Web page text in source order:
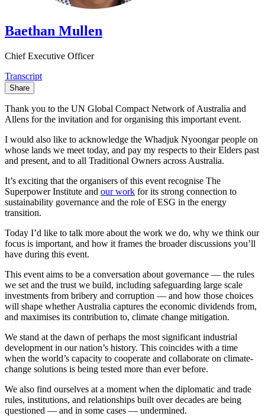
Baethan Mullen​​​​‌ ‍ ​‍​‍‌‍ ‌ ​‍‌‍‍‌‌‍‌ ‌‍‍‌‌‍ ‍​‍​‍​ ‍‍​‍​‍‌ ​ ‌‍​‌‌‍ ‍‌‍‍‌‌ ‌​‌ ‍‌​‍ ‍‌‍‍‌‌‍ ​‍​‍​‍ ​​‍​‍‌‍‍​‌ ​‍‌‍‌‌‌‍‌‍​‍​‍​ ‍‍​‍​‍‌‍‍​‌ ‌​‌ ‌​‌ ​​​ ‍‍​‍ ​‍ ‌‍ ​‌‍ ‌‍​ ‌‍​‌‌‍ ​‌‍‍​‌‍ ‌ ​ ‌ ‌​​ ‍‍​ ​ ​ ​ ​ ​ ​ ​ ​‍ ‌‍‍‌‌‍ ‍‌ ‌​‌‍‌‌‌‍ ‍‌ ‌​​‍ ‌‍‌‌‌‍‌​‌‍‍‌‌ ‌​​‍ ‌‍ ‌‌‍ ‌‍‌​‌‍‌‌​ ‌‌ ​​‌ ​‍‌‍‌‌‌ ​ ‌‍‌‌‌‍ ‍‌ ‌​‌‍​‌‌ ‌​‌‍‍‌‌‍ ‌‍ ‍​ ‍ ‌‍‍‌‌‍‌​​ ‌​ ​‍‌‍​‍​ ‌​​ ​‌​ ​‍‌‍​‍‌‍​‌‌‍​‌​‍ ‌​ ‍​​ ​​​ ‍‌​ ​‍​‍ ‌​ ‌​‌‍​‍​ ‍​​ ‌ ​‍ ‌‌‍​‍‌‍‌​‌‍‌‌​ ‌‌​‍ ‌​ ​ ‌‍‌​‌‍​‌​ ‌​​ ‌‌​ ​‍​ ‍​​ ‍‌​ ‍‌​ ​ ​ ​ ​ ‍‌​ ‍ ‌ ‌​‌ ‍‌‌ ​​‌‍‌‌​ ‌‌‍​‌‌ ‌‌‌ ‌​‌‍‍​‌‍ ‌ ​‍​ ‍ ‌ ​​‌‍​‌‌ ‌​‌‍‍​​ ‌‌‍ ‍‌‍​‌‌‍ ‌‌‍‌‌​ ‌‍​‍‌‍​‌‌ ​ ‌‍‌‌‌‌‌‌‌ ​‍‌‍ ​​ ‌‌‍‍​‌ ‌​‌ ‌​‌ ​​​‍‌‌​ ​ ‌​​‌​‍‌‌​ ​‍‌​‌‍​‍‌‌​ ​‍‌​‌‍‌‍ ​‌‍ ‌‍​ ‌‍​‌‌‍ ​‌‍‍​‌‍ ‌ ​ ‌ ‌​​‍‌‌​ ​ ‌​​‌​ ​ ​ ​ ​ ​ ​ ​ ​‍‌‍‌‍‍‌‌‍‌​​ ‌​ ​‍‌‍​‍​ ‌​​ ​‌​ ​‍‌‍​‍‌‍​‌‌‍​‌​‍ ‌​ ‍​​ ​​​ ‍‌​ ​‍​‍ ‌​ ‌​‌‍​‍​ ‍​​ ‌ ​‍ ‌‌‍​‍‌‍‌​‌‍‌‌​ ‌‌​‍ ‌​ ​ ‌‍‌​‌‍​‌​ ‌​​ ‌‌​ ​‍​ ‍​​ ‍‌​ ‍‌​ ​ ​ ​ ​ ‍‌​‍‌‍‌ ‌​‌ ‍‌‌ ​​‌‍‌‌​ ‌‌‍​‌‌ ‌‌‌ ‌​‌‍‍​‌‍ ‌ ​‍​‍‌‍‌ ​​‌‍​‌‌ ‌​‌‍‍​​ ‌‌‍ ‍‌‍​‌‌‍ ‌‌‍‌‌​‍‌‍‌ ​​‌‍‌‌‌ ​‍‌ ​ ‌ ​​‌‍‌‌‌‍​ ‌ ‌​‌‍‍‌‌ ‌‍‌‍‌‌​ ‌‌ ​​‌ ‌‌‌‍​‍‌‍ ​‌‍‍‌‌ ​ ‌‍‍​‌‍‌‌‌‍‌​​‍​‍‌ ‌
Chief Executive Officer​​​​‌ ‍ ​‍​‍‌‍ ‌ ​‍‌‍‍‌‌‍‌ ‌‍‍‌‌‍ ‍​‍​‍​ ‍‍​‍​‍‌ ​ ‌‍​‌‌‍ ‍‌‍‍‌‌ ‌​‌ ‍‌​‍ ‍‌‍‍‌‌‍ ​‍​‍​‍ ​​‍​‍‌‍‍​‌ ​‍‌‍‌‌‌‍‌‍​‍​‍​ ‍‍​‍​‍‌‍‍​‌ ‌​‌ ‌​‌ ​​​ ‍‍​‍ ​‍ ‌‍ ​‌‍ ‌‍​ ‌‍​‌‌‍ ​‌‍‍​‌‍ ‌ ​ ‌ ‌​​ ‍‍​ ​ ​ ​ ​ ​ ​ ​ ​‍ ‌‍‍‌‌‍ ‍‌ ‌​‌‍‌‌‌‍ ‍‌ ‌​​‍ ‌‍‌‌‌‍‌​‌‍‍‌‌ ‌​​‍ ‌‍ ‌‌‍ ‌‍‌​‌‍‌‌​ ‌‌ ​​‌ ​‍‌‍‌‌‌ ​ ‌‍‌‌‌‍ ‍‌ ‌​‌‍​‌‌ ‌​‌‍‍‌‌‍ ‌‍ ‍​ ‍ ‌‍‍‌‌‍‌​​ ‌​ ​‍‌‍​‍​ ‌​​ ​‌​ ​‍‌‍​‍‌‍​‌‌‍​‌​‍ ‌​ ‍​​ ​​​ ‍‌​ ​‍​‍ ‌​ ‌​‌‍​‍​ ‍​​ ‌ ​‍ ‌‌‍​‍‌‍‌​‌‍‌‌​ ‌‌​‍ ‌​ ​ ‌‍‌​‌‍​‌​ ‌​​ ‌‌​ ​‍​ ‍​​ ‍‌​ ‍‌​ ​ ​ ​ ​ ‍‌​ ‍ ‌ ‌​‌ ‍‌‌ ​​‌‍‌‌​ ‌‌‍​‌‌ ‌‌‌ ‌​‌‍‍​‌‍ ‌ ​‍​ ‍ ‌ ​​‌‍​‌‌ ‌​‌‍‍​​ ‌‌ ‌​‌‍‍‌‌ ‌​‌‍ ​‌‍‌‌​ ‌‍​‍‌‍​‌‌ ​ ‌‍‌‌‌‌‌‌‌ ​‍‌‍ ​​ ‌‌‍‍​‌ ‌​‌ ‌​‌ ​​​‍‌‌​ ​ ‌​​‌​‍‌‌​ ​‍‌​‌‍​‍‌‌​ ​‍‌​‌‍‌‍ ​‌‍ ‌‍​ ‌‍​‌‌‍ ​‌‍‍​‌‍ ‌ ​ ‌ ‌​​‍‌‌​ ​ ‌​​‌​ ​ ​ ​ ​ ​ ​ ​ ​‍‌‍‌‍‍‌‌‍‌​​ ‌​ ​‍‌‍​‍​ ‌​​ ​‌​ ​‍‌‍​‍‌‍​‌‌‍​‌​‍ ‌​ ‍​​ ​​​ ‍‌​ ​‍​‍ ‌​ ‌​‌‍​‍​ ‍​​ ‌ ​‍ ‌‌‍​‍‌‍‌​‌‍‌‌​ ‌‌​‍ ‌​ ​ ‌‍‌​‌‍​‌​ ‌​​ ‌‌​ ​‍​ ‍​​ ‍‌​ ‍‌​ ​ ​ ​ ​ ‍‌​‍‌‍‌ ‌​‌ ‍‌‌ ​​‌‍‌‌​ ‌‌‍​‌‌ ‌‌‌ ‌​‌‍‍​‌‍ ‌ ​‍​‍‌‍‌ ​​‌‍​‌‌ ‌​‌‍‍​​ ‌‌ ‌​‌‍‍‌‌ ‌​‌‍ ​‌‍‌‌​‍‌‍‌ ​​‌‍‌‌‌ ​‍‌ ​ ‌ ​​‌‍‌‌‌‍​ ‌ ‌​‌‍‍‌‌ ‌‍‌‍‌‌​ ‌‌ ​​‌ ‌‌‌‍​‍‌‍ ​‌‍‍‌‌ ​ ‌‍‍​‌‍‌‌‌‍‌​​‍​‍‌ ‌
Transcript​​​​‌ ‍ ​‍​‍‌‍ ‌ ​‍‌‍‍‌‌‍‌ ‌‍‍‌‌‍ ‍​‍​‍​ ‍‍​‍​‍‌ ​ ‌‍​‌‌‍ ‍‌‍‍‌‌ ‌​‌ ‍‌​‍ ‍‌‍‍‌‌‍ ​‍​‍​‍ ​​‍​‍‌‍‍​‌ ​‍‌‍‌‌‌‍‌‍​‍​‍​ ‍‍​‍​‍‌‍‍​‌ ‌​‌ ‌​‌ ​​​ ‍‍​‍ ​‍ ‌‍ ​‌‍ ‌‍​ ‌‍​‌‌‍ ​‌‍‍​‌‍ ‌ ​ ‌ ‌​​ ‍‍​ ​ ​ ​ ​ ​ ​ ​ ​‍ ‌‍‍‌‌‍ ‍‌ ‌​‌‍‌‌‌‍ ‍‌ ‌​​‍ ‌‍‌‌‌‍‌​‌‍‍‌‌ ‌​​‍ ‌‍ ‌‌‍ ‌‍‌​‌‍‌‌​ ‌‌ ​​‌ ​‍‌‍‌‌‌ ​ ‌‍‌‌‌‍ ‍‌ ‌​‌‍​‌‌ ‌​‌‍‍‌‌‍ ‌‍ ‍​ ‍ ‌‍‍‌‌‍‌​​ ‌‌‍‌‌​ ‌‌‌‍‌‍‌‍‌​‌‍​‍‌‍​‌​ ‌‌​ ‍‌​‍ ‌​ ​‍‌‍​‍​ ​​​ ​​​‍ ‌​ ‌​‌‍‌‍​ ‌‍‌‍‌​​‍ ‌‌‍​‌‌‍​‍‌‍​ ​ ​‍​‍ ‌​ ​‍‌‍‌​​ ​‌‌‍​‌​ ​‍​ ​‌​ ​​​ ‌ ​ ‌‍‌‍‌‍‌‍​‌​ ​‍​ ‍ ‌ ‌​‌ ‍‌‌ ​​‌‍‌‌​ ‌‌‍ ‍‌‍‌‌‌ ‌ ‌ ​ ​ ‍ ‌ ​​‌‍​‌‌ ‌​‌‍‍​​ ‌‌‍‌​‌‍ ‌ ‌ ‌‍ ‍‌‍ ​‌‍ ‌‍​‌‌‍‌​‌ ​ ‌​​‌‌‍ ‍‌‍‌​‌​ ​‌‍‍‌‌‍ ‍‌‍‍ ‌ ​ ​‍‌‌​ ‌‌‌​​‍‌‌ ‌‍‍ ‌‍‌‌‌ ‍‌​‍‌‌​ ​ ‌​‌​​‍‌‌​ ​ ‌​‌​​‍‌‌​ ​‍​ ​‍​ ​‌​ ‌‍​ ‍​‌‍‌‍​ ​ ‌‍​‍​ ​‍​ ‍​‌‍​‍‌‍​‌​ ​ ‌‍‌‌​‍‌‌​ ​‍​ ​‍​‍‌‌​ ‌‌‌​‌​​‍ ‍‌ ‌​‌‍‍‌‌ ‌​‌‍ ​‌‍‌‌​ ‌‍​‍‌‍​‌‌ ​ ‌‍‌‌‌‌‌‌‌ ​‍‌‍ ​​ ‌‌‍‍​‌ ‌​‌ ‌​‌ ​​​‍‌‌​ ​ ‌​​‌​‍‌‌​ ​‍‌​‌‍​‍‌‌​ ​‍‌​‌‍‌‍ ​‌‍ ‌‍​ ‌‍​‌‌‍ ​‌‍‍​‌‍ ‌ ​ ‌ ‌​​‍‌‌​ ​ ‌​​‌​ ​ ​ ​ ​ ​ ​ ​ ​‍‌‍‌‍‍‌‌‍‌​​ ‌‌‍‌‌​ ‌‌‌‍‌‍‌‍‌​‌‍​‍‌‍​‌​ ‌‌​ ‍‌​‍ ‌​ ​‍‌‍​‍​ ​​​ ​​​‍ ‌​ ‌​‌‍‌‍​ ‌‍‌‍‌​​‍ ‌‌‍​‌‌‍​‍‌‍​ ​ ​‍​‍ ‌​ ​‍‌‍‌​​ ​‌‌‍​‌​ ​‍​ ​‌​ ​​​ ‌ ​ ‌‍‌‍‌‍‌‍​‌​ ​‍​‍‌‍‌ ‌​‌ ‍‌‌ ​​‌‍‌‌​ ‌‌‍ ‍‌‍‌‌‌ ‌ ‌ ​ ​‍‌‍‌ ​​‌‍​‌‌ ‌​‌‍‍​​ ‌‌‍‌​‌‍ ‌ ‌ ‌‍ ‍‌‍ ​‌‍ ‌‍​‌‌‍‌​‌ ​ ‌​​‌‌‍ ‍‌‍‌​‌​ ​‌‍‍‌‌‍ ‍‌‍‍ ‌ ​ ​‍‌‌​ ‌‌‌​​‍‌‌ ‌‍‍ ‌‍‌‌‌ ‍‌​‍‌‌​ ​ ‌​‌​​‍‌‌​ ​ ‌​‌​​‍‌‌​ ​‍​ ​‍​ ​‌​ ‌‍​ ‍​‌‍‌‍​ ​ ‌‍​‍​ ​‍​ ‍​‌‍​‍‌‍​‌​ ​ ‌‍‌‌​‍‌‌​ ​‍​ ​‍​‍‌‌​ ‌‌‌​‌​​‍ ‍‌ ‌​‌‍‍‌‌ ‌​‌‍ ​‌‍‌‌​‍‌‍‌ ​​‌‍‌‌‌ ​‍‌ ​ ‌ ​​‌‍‌‌‌‍​ ‌ ‌​‌‍‍‌‌ ‌‍‌‍‌‌​ ‌‌ ​​‌ ‌‌‌‍​‍‌‍ ​‌‍‍‌‌ ​ ‌‍‍​‌‍‌‌‌‍‌​​‍​‍‌ ‌
Share
Thank you to the UN Global Compact Network of Australia and
Allens for the invitation and for organising this important event.​​​​‌ ‍ ​‍​‍‌‍ ‌ ​‍‌‍‍‌‌‍‌ ‌‍‍‌‌‍ ‍​‍​‍​ ‍‍​‍​‍‌ ​ ‌‍​‌‌‍ ‍‌‍‍‌‌ ‌​‌ ‍‌​‍ ‍‌‍‍‌‌‍ ​‍​‍​‍ ​​‍​‍‌‍‍​‌ ​‍‌‍‌‌‌‍‌‍​‍​‍​ ‍‍​‍​‍‌‍‍​‌ ‌​‌ ‌​‌ ​​​ ‍‍​‍ ​‍ ‌‍ ​‌‍ ‌‍​ ‌‍​‌‌‍ ​‌‍‍​‌‍ ‌ ​ ‌ ‌​​ ‍‍​ ​ ​ ​ ​ ​ ​ ​ ​‍ ‌‍‍‌‌‍ ‍‌ ‌​‌‍‌‌‌‍ ‍‌ ‌​​‍ ‌‍‌‌‌‍‌​‌‍‍‌‌ ‌​​‍ ‌‍ ‌‌‍ ‌‍‌​‌‍‌‌​ ‌‌ ​​‌ ​‍‌‍‌‌‌ ​ ‌‍‌‌‌‍ ‍‌ ‌​‌‍​‌‌ ‌​‌‍‍‌‌‍ ‌‍ ‍​ ‍ ‌‍‍‌‌‍‌​​ ‌‌‍‌‌​ ‌‌‌‍‌‍‌‍‌​‌‍​‍‌‍​‌​ ‌‌​ ‍‌​‍ ‌​ ​‍‌‍​‍​ ​​​ ​​​‍ ‌​ ‌​‌‍‌‍​ ‌‍‌‍‌​​‍ ‌‌‍​‌‌‍​‍‌‍​ ​ ​‍​‍ ‌​ ​‍‌‍‌​​ ​‌‌‍​‌​ ​‍​ ​‌​ ​​​ ‌ ​ ‌‍‌‍‌‍‌‍​‌​ ​‍​ ‍ ‌ ‌​‌ ‍‌‌ ​​‌‍‌‌​ ‌‌‍ ‍‌‍‌‌‌ ‌ ‌ ​ ​ ‍ ‌ ​​‌‍​‌‌ ‌​‌‍‍​​ ‌‌‍​ ‌‍ ‌‍ ‍‌ ‌​‌‍‌‌‌‍ ‍‌ ‌​​‍‌‌​ ‌‌‌​​‍‌‌ ‌‍‍ ‌‍‌‌‌ ‍‌​‍‌‌​ ​ ‌​‌​​‍‌‌​ ​ ‌​‌​​‍‌‌​ ​‍​ ​‍​ ‍‌‌‍‌‍‌‍​ ​ ‌​‌‍​‍​ ​‍​ ‍​‌‍​‍​ ​‍​ ‌‍‌‍​‍​ ‍‌​‍‌‌​ ​‍​ ​‍​‍‌‌​ ‌‌‌​‌​​‍ ‍‌‍​ ‌‍‍​‌‍‍‌‌‍ ​‌‍‌​‌ ​‍‌‍‌‌‌‍ ‍​‍‌‌​ ‌‌‌​​‍‌‌ ‌‍‍ ‌‍‌‌‌ ‍‌​‍‌‌​ ​ ‌​‌​​‍‌‌​ ​ ‌​‌​​‍‌‌​ ​‍​ ​‍​ ​ ‌‍​ ​ ‍‌​ ‍​‌‍‌‍​ ‍‌‌‍​‍​ ‍​‌‍‌​‌‍‌‌‌‍‌​​ ‌‌​‍‌‌​ ​‍​ ​‍​‍‌‌​ ‌‌‌​‌​​‍ ‍‌ ‌​‌‍‌‌‌ ‍​‌ ‌​​ ‌‍​‍‌‍​‌‌ ​ ‌‍‌‌‌‌‌‌‌ ​‍‌‍ ​​ ‌‌‍‍​‌ ‌​‌ ‌​‌ ​​​‍‌‌​ ​ ‌​​‌​‍‌‌​ ​‍‌​‌‍​‍‌‌​ ​‍‌​‌‍‌‍ ​‌‍ ‌‍​ ‌‍​‌‌‍ ​‌‍‍​‌‍ ‌ ​ ‌ ‌​​‍‌‌​ ​ ‌​​‌​ ​ ​ ​ ​ ​ ​ ​ ​‍‌‍‌‍‍‌‌‍‌​​ ‌‌‍‌‌​ ‌‌‌‍‌‍‌‍‌​‌‍​‍‌‍​‌​ ‌‌​ ‍‌​‍ ‌​ ​‍‌‍​‍​ ​​​ ​​​‍ ‌​ ‌​‌‍‌‍​ ‌‍‌‍‌​​‍ ‌‌‍​‌‌‍​‍‌‍​ ​ ​‍​‍ ‌​ ​‍‌‍‌​​ ​‌‌‍​‌​ ​‍​ ​‌​ ​​​ ‌ ​ ‌‍‌‍‌‍‌‍​‌​ ​‍​‍‌‍‌ ‌​‌ ‍‌‌ ​​‌‍‌‌​ ‌‌‍ ‍‌‍‌‌‌ ‌ ‌ ​ ​‍‌‍‌ ​​‌‍​‌‌ ‌​‌‍‍​​ ‌‌‍​ ‌‍ ‌‍ ‍‌ ‌​‌‍‌‌‌‍ ‍‌ ‌​​‍‌‌​ ‌‌‌​​‍‌‌ ‌‍‍ ‌‍‌‌‌ ‍‌​‍‌‌​ ​ ‌​‌​​‍‌‌​ ​ ‌​‌​​‍‌‌​ ​‍​ ​‍​ ‍‌‌‍‌‍‌‍​ ​ ‌​‌‍​‍​ ​‍​ ‍​‌‍​‍​ ​‍​ ‌‍‌‍​‍​ ‍‌​‍‌‌​ ​‍​ ​‍​‍‌‌​ ‌‌‌​‌​​‍ ‍‌‍​ ‌‍‍​‌‍‍‌‌‍ ​‌‍‌​‌ ​‍‌‍‌‌‌‍ ‍​‍‌‌​ ‌‌‌​​‍‌‌ ‌‍‍ ‌‍‌‌‌ ‍‌​‍‌‌​ ​ ‌​‌​​‍‌‌​ ​ ‌​‌​​‍‌‌​ ​‍​ ​‍​ ​ ‌‍​ ​ ‍‌​ ‍​‌‍‌‍​ ‍‌‌‍​‍​ ‍​‌‍‌​‌‍‌‌‌‍‌​​ ‌‌​‍‌‌​ ​‍​ ​‍​‍‌‌​ ‌‌‌​‌​​‍ ‍‌ ‌​‌‍‌‌‌ ‍​‌ ‌​​‍‌‍‌ ​​‌‍‌‌‌ ​‍‌ ​ ‌ ​​‌‍‌‌‌‍​ ‌ ‌​‌‍‍‌‌ ‌‍‌‍‌‌​ ‌‌ ​​‌ ‌‌‌‍​‍‌‍ ​‌‍‍‌‌ ​ ‌‍‍​‌‍‌‌‌‍‌​​‍​‍‌ ‌
I would also like to acknowledge the Whadjuk Nyoongar people on
whose lands we meet today, and pay my respects to their Elders past
and present, and to all Traditional Owners across Australia.​​​​‌ ‍ ​‍​‍‌‍ ‌ ​‍‌‍‍‌‌‍‌ ‌‍‍‌‌‍ ‍​‍​‍​ ‍‍​‍​‍‌ ​ ‌‍​‌‌‍ ‍‌‍‍‌‌ ‌​‌ ‍‌​‍ ‍‌‍‍‌‌‍ ​‍​‍​‍ ​​‍​‍‌‍‍​‌ ​‍‌‍‌‌‌‍‌‍​‍​‍​ ‍‍​‍​‍‌‍‍​‌ ‌​‌ ‌​‌ ​​​ ‍‍​‍ ​‍ ‌‍ ​‌‍ ‌‍​ ‌‍​‌‌‍ ​‌‍‍​‌‍ ‌ ​ ‌ ‌​​ ‍‍​ ​ ​ ​ ​ ​ ​ ​ ​‍ ‌‍‍‌‌‍ ‍‌ ‌​‌‍‌‌‌‍ ‍‌ ‌​​‍ ‌‍‌‌‌‍‌​‌‍‍‌‌ ‌​​‍ ‌‍ ‌‌‍ ‌‍‌​‌‍‌‌​ ‌‌ ​​‌ ​‍‌‍‌‌‌ ​ ‌‍‌‌‌‍ ‍‌ ‌​‌‍​‌‌ ‌​‌‍‍‌‌‍ ‌‍ ‍​ ‍ ‌‍‍‌‌‍‌​​ ‌‌‍‌‌​ ‌‌‌‍‌‍‌‍‌​‌‍​‍‌‍​‌​ ‌‌​ ‍‌​‍ ‌​ ​‍‌‍​‍​ ​​​ ​​​‍ ‌​ ‌​‌‍‌‍​ ‌‍‌‍‌​​‍ ‌‌‍​‌‌‍​‍‌‍​ ​ ​‍​‍ ‌​ ​‍‌‍‌​​ ​‌‌‍​‌​ ​‍​ ​‌​ ​​​ ‌ ​ ‌‍‌‍‌‍‌‍​‌​ ​‍​ ‍ ‌ ‌​‌ ‍‌‌ ​​‌‍‌‌​ ‌‌‍ ‍‌‍‌‌‌ ‌ ‌ ​ ​ ‍ ‌ ​​‌‍​‌‌ ‌​‌‍‍​​ ‌‌‍​ ‌‍ ‌‍ ‍‌ ‌​‌‍‌‌‌‍ ‍‌ ‌​​‍‌‌​ ‌‌‌​​‍‌‌ ‌‍‍ ‌‍‌‌‌ ‍‌​‍‌‌​ ​ ‌​‌​​‍‌‌​ ​ ‌​‌​​‍‌‌​ ​‍​ ​‍​ ‍​‌‍​‌​ ​‌​ ‌​​ ‌‍​ ‌ ​ ​ ​ ​​​ ‍​‌‍‌‌​ ‌ ‌‍​‍​‍‌‌​ ​‍​ ​‍​‍‌‌​ ‌‌‌​‌​​‍ ‍‌‍​ ‌‍‍​‌‍‍‌‌‍ ​‌‍‌​‌ ​‍‌‍‌‌‌‍ ‍​‍‌‌​ ‌‌‌​​‍‌‌ ‌‍‍ ‌‍‌‌‌ ‍‌​‍‌‌​ ​ ‌​‌​​‍‌‌​ ​ ‌​‌​​‍‌‌​ ​‍​ ​‍​ ‌‍‌‍​ ‌‍‌‌‌‍‌​​ ​ ‌‍​‍​ ​ ​ ‌​​ ‌​​ ​‍​ ​‍‌‍‌‍​‍‌‌​ ​‍​ ​‍​‍‌‌​ ‌‌‌​‌​​‍ ‍‌ ‌​‌‍‌‌‌ ‍​‌ ‌​​ ‌‍​‍‌‍​‌‌ ​ ‌‍‌‌‌‌‌‌‌ ​‍‌‍ ​​ ‌‌‍‍​‌ ‌​‌ ‌​‌ ​​​‍‌‌​ ​ ‌​​‌​‍‌‌​ ​‍‌​‌‍​‍‌‌​ ​‍‌​‌‍‌‍ ​‌‍ ‌‍​ ‌‍​‌‌‍ ​‌‍‍​‌‍ ‌ ​ ‌ ‌​​‍‌‌​ ​ ‌​​‌​ ​ ​ ​ ​ ​ ​ ​ ​‍‌‍‌‍‍‌‌‍‌​​ ‌‌‍‌‌​ ‌‌‌‍‌‍‌‍‌​‌‍​‍‌‍​‌​ ‌‌​ ‍‌​‍ ‌​ ​‍‌‍​‍​ ​​​ ​​​‍ ‌​ ‌​‌‍‌‍​ ‌‍‌‍‌​​‍ ‌‌‍​‌‌‍​‍‌‍​ ​ ​‍​‍ ‌​ ​‍‌‍‌​​ ​‌‌‍​‌​ ​‍​ ​‌​ ​​​ ‌ ​ ‌‍‌‍‌‍‌‍​‌​ ​‍​‍‌‍‌ ‌​‌ ‍‌‌ ​​‌‍‌‌​ ‌‌‍ ‍‌‍‌‌‌ ‌ ‌ ​ ​‍‌‍‌ ​​‌‍​‌‌ ‌​‌‍‍​​ ‌‌‍​ ‌‍ ‌‍ ‍‌ ‌​‌‍‌‌‌‍ ‍‌ ‌​​‍‌‌​ ‌‌‌​​‍‌‌ ‌‍‍ ‌‍‌‌‌ ‍‌​‍‌‌​ ​ ‌​‌​​‍‌‌​ ​ ‌​‌​​‍‌‌​ ​‍​ ​‍​ ‍​‌‍​‌​ ​‌​ ‌​​ ‌‍​ ‌ ​ ​ ​ ​​​ ‍​‌‍‌‌​ ‌ ‌‍​‍​‍‌‌​ ​‍​ ​‍​‍‌‌​ ‌‌‌​‌​​‍ ‍‌‍​ ‌‍‍​‌‍‍‌‌‍ ​‌‍‌​‌ ​‍‌‍‌‌‌‍ ‍​‍‌‌​ ‌‌‌​​‍‌‌ ‌‍‍ ‌‍‌‌‌ ‍‌​‍‌‌​ ​ ‌​‌​​‍‌‌​ ​ ‌​‌​​‍‌‌​ ​‍​ ​‍​ ‌‍‌‍​ ‌‍‌‌‌‍‌​​ ​ ‌‍​‍​ ​ ​ ‌​​ ‌​​ ​‍​ ​‍‌‍‌‍​‍‌‌​ ​‍​ ​‍​‍‌‌​ ‌‌‌​‌​​‍ ‍‌ ‌​‌‍‌‌‌ ‍​‌ ‌​​‍‌‍‌ ​​‌‍‌‌‌ ​‍‌ ​ ‌ ​​‌‍‌‌‌‍​ ‌ ‌​‌‍‍‌‌ ‌‍‌‍‌‌​ ‌‌ ​​‌ ‌‌‌‍​‍‌‍ ​‌‍‍‌‌ ​ ‌‍‍​‌‍‌‌‌‍‌​​‍​‍‌ ‌
It’s exciting that the organisers of this event recognise The
Superpower Institute and ​​​​‌ ‍ ​‍​‍‌‍ ‌ ​‍‌‍‍‌‌‍‌ ‌‍‍‌‌‍ ‍​‍​‍​ ‍‍​‍​‍‌ ​ ‌‍​‌‌‍ ‍‌‍‍‌‌ ‌​‌ ‍‌​‍ ‍‌‍‍‌‌‍ ​‍​‍​‍ ​​‍​‍‌‍‍​‌ ​‍‌‍‌‌‌‍‌‍​‍​‍​ ‍‍​‍​‍‌‍‍​‌ ‌​‌ ‌​‌ ​​​ ‍‍​‍ ​‍ ‌‍ ​‌‍ ‌‍​ ‌‍​‌‌‍ ​‌‍‍​‌‍ ‌ ​ ‌ ‌​​ ‍‍​ ​ ​ ​ ​ ​ ​ ​ ​‍ ‌‍‍‌‌‍ ‍‌ ‌​‌‍‌‌‌‍ ‍‌ ‌​​‍ ‌‍‌‌‌‍‌​‌‍‍‌‌ ‌​​‍ ‌‍ ‌‌‍ ‌‍‌​‌‍‌‌​ ‌‌ ​​‌ ​‍‌‍‌‌‌ ​ ‌‍‌‌‌‍ ‍‌ ‌​‌‍​‌‌ ‌​‌‍‍‌‌‍ ‌‍ ‍​ ‍ ‌‍‍‌‌‍‌​​ ‌‌‍‌‌​ ‌‌‌‍‌‍‌‍‌​‌‍​‍‌‍​‌​ ‌‌​ ‍‌​‍ ‌​ ​‍‌‍​‍​ ​​​ ​​​‍ ‌​ ‌​‌‍‌‍​ ‌‍‌‍‌​​‍ ‌‌‍​‌‌‍​‍‌‍​ ​ ​‍​‍ ‌​ ​‍‌‍‌​​ ​‌‌‍​‌​ ​‍​ ​‌​ ​​​ ‌ ​ ‌‍‌‍‌‍‌‍​‌​ ​‍​ ‍ ‌ ‌​‌ ‍‌‌ ​​‌‍‌‌​ ‌‌‍ ‍‌‍‌‌‌ ‌ ‌ ​ ​ ‍ ‌ ​​‌‍​‌‌ ‌​‌‍‍​​ ‌‌‍​ ‌‍ ‌‍ ‍‌ ‌​‌‍‌‌‌‍ ‍‌ ‌​​‍‌‌​ ‌‌‌​​‍‌‌ ‌‍‍ ‌‍‌‌‌ ‍‌​‍‌‌​ ​ ‌​‌​​‍‌‌​ ​ ‌​‌​​‍‌‌​ ​‍​ ​‍​ ​ ​ ‌‍‌‍​ ‌‍​‍​ ‌‌​ ‌ ‌‍​‍​ ​‌‌‍​‍‌‍‌​​ ​​​ ​ ​‍‌‌​ ​‍​ ​‍​‍‌‌​ ‌‌‌​‌​​‍ ‍‌‍​ ‌‍‍​‌‍‍‌‌‍ ​‌‍‌​‌ ​‍‌‍‌‌‌‍ ‍​‍‌‌​ ‌‌‌​​‍‌‌ ‌‍‍ ‌‍‌‌‌ ‍‌​‍‌‌​ ​ ‌​‌​​‍‌‌​ ​ ‌​‌​​‍‌‌​ ​‍​ ​‍‌‍​ ​ ‌ ​ ​‍​ ‌​‌‍​‌​ ​‌​ ‌ ​ ‌‌​ ​‌​ ‌​‌‍​‌​ ‌ ​‍‌‌​ ​‍​ ​‍​‍‌‌​ ‌‌‌​‌​​‍ ‍‌ ‌​‌‍‌‌‌ ‍​‌ ‌​​ ‌‍​‍‌‍​‌‌ ​ ‌‍‌‌‌‌‌‌‌ ​‍‌‍ ​​ ‌‌‍‍​‌ ‌​‌ ‌​‌ ​​​‍‌‌​ ​ ‌​​‌​‍‌‌​ ​‍‌​‌‍​‍‌‌​ ​‍‌​‌‍‌‍ ​‌‍ ‌‍​ ‌‍​‌‌‍ ​‌‍‍​‌‍ ‌ ​ ‌ ‌​​‍‌‌​ ​ ‌​​‌​ ​ ​ ​ ​ ​ ​ ​ ​‍‌‍‌‍‍‌‌‍‌​​ ‌‌‍‌‌​ ‌‌‌‍‌‍‌‍‌​‌‍​‍‌‍​‌​ ‌‌​ ‍‌​‍ ‌​ ​‍‌‍​‍​ ​​​ ​​​‍ ‌​ ‌​‌‍‌‍​ ‌‍‌‍‌​​‍ ‌‌‍​‌‌‍​‍‌‍​ ​ ​‍​‍ ‌​ ​‍‌‍‌​​ ​‌‌‍​‌​ ​‍​ ​‌​ ​​​ ‌ ​ ‌‍‌‍‌‍‌‍​‌​ ​‍​‍‌‍‌ ‌​‌ ‍‌‌ ​​‌‍‌‌​ ‌‌‍ ‍‌‍‌‌‌ ‌ ‌ ​ ​‍‌‍‌ ​​‌‍​‌‌ ‌​‌‍‍​​ ‌‌‍​ ‌‍ ‌‍ ‍‌ ‌​‌‍‌‌‌‍ ‍‌ ‌​​‍‌‌​ ‌‌‌​​‍‌‌ ‌‍‍ ‌‍‌‌‌ ‍‌​‍‌‌​ ​ ‌​‌​​‍‌‌​ ​ ‌​‌​​‍‌‌​ ​‍​ ​‍​ ​ ​ ‌‍‌‍​ ‌‍​‍​ ‌‌​ ‌ ‌‍​‍​ ​‌‌‍​‍‌‍‌​​ ​​​ ​ ​‍‌‌​ ​‍​ ​‍​‍‌‌​ ‌‌‌​‌​​‍ ‍‌‍​ ‌‍‍​‌‍‍‌‌‍ ​‌‍‌​‌ ​‍‌‍‌‌‌‍ ‍​‍‌‌​ ‌‌‌​​‍‌‌ ‌‍‍ ‌‍‌‌‌ ‍‌​‍‌‌​ ​ ‌​‌​​‍‌‌​ ​ ‌​‌​​‍‌‌​ ​‍​ ​‍‌‍​ ​ ‌ ​ ​‍​ ‌​‌‍​‌​ ​‌​ ‌ ​ ‌‌​ ​‌​ ‌​‌‍​‌​ ‌ ​‍‌‌​ ​‍​ ​‍​‍‌‌​ ‌‌‌​‌​​‍ ‍‌ ‌​‌‍‌‌‌ ‍​‌ ‌​​‍‌‍‌ ​​‌‍‌‌‌ ​‍‌ ​ ‌ ​​‌‍‌‌‌‍​ ‌ ‌​‌‍‍‌‌ ‌‍‌‍‌‌​ ‌‌ ​​‌ ‌‌‌‍​‍‌‍ ​‌‍‍‌‌ ​ ‌‍‍​‌‍‌‌‌‍‌​​‍​‍‌ ‌ our work​​​​‌ ‍ ​‍​‍‌‍ ‌ ​‍‌‍‍‌‌‍‌ ‌‍‍‌‌‍ ‍​‍​‍​ ‍‍​‍​‍‌ ​ ‌‍​‌‌‍ ‍‌‍‍‌‌ ‌​‌ ‍‌​‍ ‍‌‍‍‌‌‍ ​‍​‍​‍ ​​‍​‍‌‍‍​‌ ​‍‌‍‌‌‌‍‌‍​‍​‍​ ‍‍​‍​‍‌‍‍​‌ ‌​‌ ‌​‌ ​​​ ‍‍​‍ ​‍ ‌‍ ​‌‍ ‌‍​ ‌‍​‌‌‍ ​‌‍‍​‌‍ ‌ ​ ‌ ‌​​ ‍‍​ ​ ​ ​ ​ ​ ​ ​ ​‍ ‌‍‍‌‌‍ ‍‌ ‌​‌‍‌‌‌‍ ‍‌ ‌​​‍ ‌‍‌‌‌‍‌​‌‍‍‌‌ ‌​​‍ ‌‍ ‌‌‍ ‌‍‌​‌‍‌‌​ ‌‌ ​​‌ ​‍‌‍‌‌‌ ​ ‌‍‌‌‌‍ ‍‌ ‌​‌‍​‌‌ ‌​‌‍‍‌‌‍ ‌‍ ‍​ ‍ ‌‍‍‌‌‍‌​​ ‌‌‍‌‌​ ‌‌‌‍‌‍‌‍‌​‌‍​‍‌‍​‌​ ‌‌​ ‍‌​‍ ‌​ ​‍‌‍​‍​ ​​​ ​​​‍ ‌​ ‌​‌‍‌‍​ ‌‍‌‍‌​​‍ ‌‌‍​‌‌‍​‍‌‍​ ​ ​‍​‍ ‌​ ​‍‌‍‌​​ ​‌‌‍​‌​ ​‍​ ​‌​ ​​​ ‌ ​ ‌‍‌‍‌‍‌‍​‌​ ​‍​ ‍ ‌ ‌​‌ ‍‌‌ ​​‌‍‌‌​ ‌‌‍ ‍‌‍‌‌‌ ‌ ‌ ​ ​ ‍ ‌ ​​‌‍​‌‌ ‌​‌‍‍​​ ‌‌‍​ ‌‍ ‌‍ ‍‌ ‌​‌‍‌‌‌‍ ‍‌ ‌​​‍‌‌​ ‌‌‌​​‍‌‌ ‌‍‍ ‌‍‌‌‌ ‍‌​‍‌‌​ ​ ‌​‌​​‍‌‌​ ​ ‌​‌​​‍‌‌​ ​‍​ ​‍​ ​ ​ ‌‍‌‍​ ‌‍​‍​ ‌‌​ ‌ ‌‍​‍​ ​‌‌‍​‍‌‍‌​​ ​​​ ​ ​‍‌‌​ ​‍​ ​‍​‍‌‌​ ‌‌‌​‌​​‍ ‍‌‍​ ‌‍‍​‌‍‍‌‌‍ ​‌‍‌​‌ ​‍‌‍‌‌‌‍ ‍​‍‌‌​ ‌‌‌​​‍‌‌ ‌‍‍ ‌‍‌‌‌ ‍‌​‍‌‌​ ​ ‌​‌​​‍‌‌​ ​ ‌​‌​​‍‌‌​ ​‍​ ​‍​ ‍​​ ​ ​ ​‌‌‍​‌‌‍‌‌‌‍‌‍​ ‌‌‌‍​‍‌‍​‍​ ‌ ​ ‌ ​ ​‍​‍‌‌​ ​‍​ ​‍​‍‌‌​ ‌‌‌​‌​​‍ ‍‌ ‌​‌‍‌‌‌ ‍​‌ ‌​​ ‌‍​‍‌‍​‌‌ ​ ‌‍‌‌‌‌‌‌‌ ​‍‌‍ ​​ ‌‌‍‍​‌ ‌​‌ ‌​‌ ​​​‍‌‌​ ​ ‌​​‌​‍‌‌​ ​‍‌​‌‍​‍‌‌​ ​‍‌​‌‍‌‍ ​‌‍ ‌‍​ ‌‍​‌‌‍ ​‌‍‍​‌‍ ‌ ​ ‌ ‌​​‍‌‌​ ​ ‌​​‌​ ​ ​ ​ ​ ​ ​ ​ ​‍‌‍‌‍‍‌‌‍‌​​ ‌‌‍‌‌​ ‌‌‌‍‌‍‌‍‌​‌‍​‍‌‍​‌​ ‌‌​ ‍‌​‍ ‌​ ​‍‌‍​‍​ ​​​ ​​​‍ ‌​ ‌​‌‍‌‍​ ‌‍‌‍‌​​‍ ‌‌‍​‌‌‍​‍‌‍​ ​ ​‍​‍ ‌​ ​‍‌‍‌​​ ​‌‌‍​‌​ ​‍​ ​‌​ ​​​ ‌ ​ ‌‍‌‍‌‍‌‍​‌​ ​‍​‍‌‍‌ ‌​‌ ‍‌‌ ​​‌‍‌‌​ ‌‌‍ ‍‌‍‌‌‌ ‌ ‌ ​ ​‍‌‍‌ ​​‌‍​‌‌ ‌​‌‍‍​​ ‌‌‍​ ‌‍ ‌‍ ‍‌ ‌​‌‍‌‌‌‍ ‍‌ ‌​​‍‌‌​ ‌‌‌​​‍‌‌ ‌‍‍ ‌‍‌‌‌ ‍‌​‍‌‌​ ​ ‌​‌​​‍‌‌​ ​ ‌​‌​​‍‌‌​ ​‍​ ​‍​ ​ ​ ‌‍‌‍​ ‌‍​‍​ ‌‌​ ‌ ‌‍​‍​ ​‌‌‍​‍‌‍‌​​ ​​​ ​ ​‍‌‌​ ​‍​ ​‍​‍‌‌​ ‌‌‌​‌​​‍ ‍‌‍​ ‌‍‍​‌‍‍‌‌‍ ​‌‍‌​‌ ​‍‌‍‌‌‌‍ ‍​‍‌‌​ ‌‌‌​​‍‌‌ ‌‍‍ ‌‍‌‌‌ ‍‌​‍‌‌​ ​ ‌​‌​​‍‌‌​ ​ ‌​‌​​‍‌‌​ ​‍​ ​‍​ ‍​​ ​ ​ ​‌‌‍​‌‌‍‌‌‌‍‌‍​ ‌‌‌‍​‍‌‍​‍​ ‌ ​ ‌ ​ ​‍​‍‌‌​ ​‍​ ​‍​‍‌‌​ ‌‌‌​‌​​‍ ‍‌ ‌​‌‍‌‌‌ ‍​‌ ‌​​‍‌‍‌ ​​‌‍‌‌‌ ​‍‌ ​ ‌ ​​‌‍‌‌‌‍​ ‌ ‌​‌‍‍‌‌ ‌‍‌‍‌‌​ ‌‌ ​​‌ ‌‌‌‍​‍‌‍ ​‌‍‍‌‌ ​ ‌‍‍​‌‍‌‌‌‍‌​​‍​‍‌ ‌ for its strong connection to
sustainability governance and the role of ESG in the energy
transition.​​​​‌ ‍ ​‍​‍‌‍ ‌ ​‍‌‍‍‌‌‍‌ ‌‍‍‌‌‍ ‍​‍​‍​ ‍‍​‍​‍‌ ​ ‌‍​‌‌‍ ‍‌‍‍‌‌ ‌​‌ ‍‌​‍ ‍‌‍‍‌‌‍ ​‍​‍​‍ ​​‍​‍‌‍‍​‌ ​‍‌‍‌‌‌‍‌‍​‍​‍​ ‍‍​‍​‍‌‍‍​‌ ‌​‌ ‌​‌ ​​​ ‍‍​‍ ​‍ ‌‍ ​‌‍ ‌‍​ ‌‍​‌‌‍ ​‌‍‍​‌‍ ‌ ​ ‌ ‌​​ ‍‍​ ​ ​ ​ ​ ​ ​ ​ ​‍ ‌‍‍‌‌‍ ‍‌ ‌​‌‍‌‌‌‍ ‍‌ ‌​​‍ ‌‍‌‌‌‍‌​‌‍‍‌‌ ‌​​‍ ‌‍ ‌‌‍ ‌‍‌​‌‍‌‌​ ‌‌ ​​‌ ​‍‌‍‌‌‌ ​ ‌‍‌‌‌‍ ‍‌ ‌​‌‍​‌‌ ‌​‌‍‍‌‌‍ ‌‍ ‍​ ‍ ‌‍‍‌‌‍‌​​ ‌‌‍‌‌​ ‌‌‌‍‌‍‌‍‌​‌‍​‍‌‍​‌​ ‌‌​ ‍‌​‍ ‌​ ​‍‌‍​‍​ ​​​ ​​​‍ ‌​ ‌​‌‍‌‍​ ‌‍‌‍‌​​‍ ‌‌‍​‌‌‍​‍‌‍​ ​ ​‍​‍ ‌​ ​‍‌‍‌​​ ​‌‌‍​‌​ ​‍​ ​‌​ ​​​ ‌ ​ ‌‍‌‍‌‍‌‍​‌​ ​‍​ ‍ ‌ ‌​‌ ‍‌‌ ​​‌‍‌‌​ ‌‌‍ ‍‌‍‌‌‌ ‌ ‌ ​ ​ ‍ ‌ ​​‌‍​‌‌ ‌​‌‍‍​​ ‌‌‍​ ‌‍ ‌‍ ‍‌ ‌​‌‍‌‌‌‍ ‍‌ ‌​​‍‌‌​ ‌‌‌​​‍‌‌ ‌‍‍ ‌‍‌‌‌ ‍‌​‍‌‌​ ​ ‌​‌​​‍‌‌​ ​ ‌​‌​​‍‌‌​ ​‍​ ​‍​ ​ ​ ‌‍‌‍​ ‌‍​‍​ ‌‌​ ‌ ‌‍​‍​ ​‌‌‍​‍‌‍‌​​ ​​​ ​ ​‍‌‌​ ​‍​ ​‍​‍‌‌​ ‌‌‌​‌​​‍ ‍‌‍​ ‌‍‍​‌‍‍‌‌‍ ​‌‍‌​‌ ​‍‌‍‌‌‌‍ ‍​‍‌‌​ ‌‌‌​​‍‌‌ ‌‍‍ ‌‍‌‌‌ ‍‌​‍‌‌​ ​ ‌​‌​​‍‌‌​ ​ ‌​‌​​‍‌‌​ ​‍​ ​‍‌‍​‍‌‍‌‍​ ‌‌​ ‍​​ ​​‌‍​ ‌‍‌​​ ​​​ ‌‍​ ‌‌‌‍​‍​ ‍‌​‍‌‌​ ​‍​ ​‍​‍‌‌​ ‌‌‌​‌​​‍ ‍‌ ‌​‌‍‌‌‌ ‍​‌ ‌​​ ‌‍​‍‌‍​‌‌ ​ ‌‍‌‌‌‌‌‌‌ ​‍‌‍ ​​ ‌‌‍‍​‌ ‌​‌ ‌​‌ ​​​‍‌‌​ ​ ‌​​‌​‍‌‌​ ​‍‌​‌‍​‍‌‌​ ​‍‌​‌‍‌‍ ​‌‍ ‌‍​ ‌‍​‌‌‍ ​‌‍‍​‌‍ ‌ ​ ‌ ‌​​‍‌‌​ ​ ‌​​‌​ ​ ​ ​ ​ ​ ​ ​ ​‍‌‍‌‍‍‌‌‍‌​​ ‌‌‍‌‌​ ‌‌‌‍‌‍‌‍‌​‌‍​‍‌‍​‌​ ‌‌​ ‍‌​‍ ‌​ ​‍‌‍​‍​ ​​​ ​​​‍ ‌​ ‌​‌‍‌‍​ ‌‍‌‍‌​​‍ ‌‌‍​‌‌‍​‍‌‍​ ​ ​‍​‍ ‌​ ​‍‌‍‌​​ ​‌‌‍​‌​ ​‍​ ​‌​ ​​​ ‌ ​ ‌‍‌‍‌‍‌‍​‌​ ​‍​‍‌‍‌ ‌​‌ ‍‌‌ ​​‌‍‌‌​ ‌‌‍ ‍‌‍‌‌‌ ‌ ‌ ​ ​‍‌‍‌ ​​‌‍​‌‌ ‌​‌‍‍​​ ‌‌‍​ ‌‍ ‌‍ ‍‌ ‌​‌‍‌‌‌‍ ‍‌ ‌​​‍‌‌​ ‌‌‌​​‍‌‌ ‌‍‍ ‌‍‌‌‌ ‍‌​‍‌‌​ ​ ‌​‌​​‍‌‌​ ​ ‌​‌​​‍‌‌​ ​‍​ ​‍​ ​ ​ ‌‍‌‍​ ‌‍​‍​ ‌‌​ ‌ ‌‍​‍​ ​‌‌‍​‍‌‍‌​​ ​​​ ​ ​‍‌‌​ ​‍​ ​‍​‍‌‌​ ‌‌‌​‌​​‍ ‍‌‍​ ‌‍‍​‌‍‍‌‌‍ ​‌‍‌​‌ ​‍‌‍‌‌‌‍ ‍​‍‌‌​ ‌‌‌​​‍‌‌ ‌‍‍ ‌‍‌‌‌ ‍‌​‍‌‌​ ​ ‌​‌​​‍‌‌​ ​ ‌​‌​​‍‌‌​ ​‍​ ​‍‌‍​‍‌‍‌‍​ ‌‌​ ‍​​ ​​‌‍​ ‌‍‌​​ ​​​ ‌‍​ ‌‌‌‍​‍​ ‍‌​‍‌‌​ ​‍​ ​‍​‍‌‌​ ‌‌‌​‌​​‍ ‍‌ ‌​‌‍‌‌‌ ‍​‌ ‌​​‍‌‍‌ ​​‌‍‌‌‌ ​‍‌ ​ ‌ ​​‌‍‌‌‌‍​ ‌ ‌​‌‍‍‌‌ ‌‍‌‍‌‌​ ‌‌ ​​‌ ‌‌‌‍​‍‌‍ ​‌‍‍‌‌ ​ ‌‍‍​‌‍‌‌‌‍‌​​‍​‍‌ ‌
Today I’d like to talk more about the work we do, why we think our
focus is important, and how it frames the broader discussions you’ll
have during this event.​​​​‌ ‍ ​‍​‍‌‍ ‌ ​‍‌‍‍‌‌‍‌ ‌‍‍‌‌‍ ‍​‍​‍​ ‍‍​‍​‍‌ ​ ‌‍​‌‌‍ ‍‌‍‍‌‌ ‌​‌ ‍‌​‍ ‍‌‍‍‌‌‍ ​‍​‍​‍ ​​‍​‍‌‍‍​‌ ​‍‌‍‌‌‌‍‌‍​‍​‍​ ‍‍​‍​‍‌‍‍​‌ ‌​‌ ‌​‌ ​​​ ‍‍​‍ ​‍ ‌‍ ​‌‍ ‌‍​ ‌‍​‌‌‍ ​‌‍‍​‌‍ ‌ ​ ‌ ‌​​ ‍‍​ ​ ​ ​ ​ ​ ​ ​ ​‍ ‌‍‍‌‌‍ ‍‌ ‌​‌‍‌‌‌‍ ‍‌ ‌​​‍ ‌‍‌‌‌‍‌​‌‍‍‌‌ ‌​​‍ ‌‍ ‌‌‍ ‌‍‌​‌‍‌‌​ ‌‌ ​​‌ ​‍‌‍‌‌‌ ​ ‌‍‌‌‌‍ ‍‌ ‌​‌‍​‌‌ ‌​‌‍‍‌‌‍ ‌‍ ‍​ ‍ ‌‍‍‌‌‍‌​​ ‌‌‍‌‌​ ‌‌‌‍‌‍‌‍‌​‌‍​‍‌‍​‌​ ‌‌​ ‍‌​‍ ‌​ ​‍‌‍​‍​ ​​​ ​​​‍ ‌​ ‌​‌‍‌‍​ ‌‍‌‍‌​​‍ ‌‌‍​‌‌‍​‍‌‍​ ​ ​‍​‍ ‌​ ​‍‌‍‌​​ ​‌‌‍​‌​ ​‍​ ​‌​ ​​​ ‌ ​ ‌‍‌‍‌‍‌‍​‌​ ​‍​ ‍ ‌ ‌​‌ ‍‌‌ ​​‌‍‌‌​ ‌‌‍ ‍‌‍‌‌‌ ‌ ‌ ​ ​ ‍ ‌ ​​‌‍​‌‌ ‌​‌‍‍​​ ‌‌‍​ ‌‍ ‌‍ ‍‌ ‌​‌‍‌‌‌‍ ‍‌ ‌​​‍‌‌​ ‌‌‌​​‍‌‌ ‌‍‍ ‌‍‌‌‌ ‍‌​‍‌‌​ ​ ‌​‌​​‍‌‌​ ​ ‌​‌​​‍‌‌​ ​‍​ ​‍‌‍​‌​ ​‍​ ​‌‌‍​ ​ ‌‍‌‍​ ‌‍‌‍‌‍‌‍​ ​ ​ ‌​​ ‍​​ ‌ ​‍‌‌​ ​‍​ ​‍​‍‌‌​ ‌‌‌​‌​​‍ ‍‌‍​ ‌‍‍​‌‍‍‌‌‍ ​‌‍‌​‌ ​‍‌‍‌‌‌‍ ‍​‍‌‌​ ‌‌‌​​‍‌‌ ‌‍‍ ‌‍‌‌‌ ‍‌​‍‌‌​ ​ ‌​‌​​‍‌‌​ ​ ‌​‌​​‍‌‌​ ​‍​ ​‍​ ​‌​ ‌​​ ​ ‌‍​ ​ ​‌​ ​‍‌‍‌‍‌‍‌‌​ ‍‌‌‍‌‌​ ​‍​ ‌ ​‍‌‌​ ​‍​ ​‍​‍‌‌​ ‌‌‌​‌​​‍ ‍‌ ‌​‌‍‌‌‌ ‍​‌ ‌​​ ‌‍​‍‌‍​‌‌ ​ ‌‍‌‌‌‌‌‌‌ ​‍‌‍ ​​ ‌‌‍‍​‌ ‌​‌ ‌​‌ ​​​‍‌‌​ ​ ‌​​‌​‍‌‌​ ​‍‌​‌‍​‍‌‌​ ​‍‌​‌‍‌‍ ​‌‍ ‌‍​ ‌‍​‌‌‍ ​‌‍‍​‌‍ ‌ ​ ‌ ‌​​‍‌‌​ ​ ‌​​‌​ ​ ​ ​ ​ ​ ​ ​ ​‍‌‍‌‍‍‌‌‍‌​​ ‌‌‍‌‌​ ‌‌‌‍‌‍‌‍‌​‌‍​‍‌‍​‌​ ‌‌​ ‍‌​‍ ‌​ ​‍‌‍​‍​ ​​​ ​​​‍ ‌​ ‌​‌‍‌‍​ ‌‍‌‍‌​​‍ ‌‌‍​‌‌‍​‍‌‍​ ​ ​‍​‍ ‌​ ​‍‌‍‌​​ ​‌‌‍​‌​ ​‍​ ​‌​ ​​​ ‌ ​ ‌‍‌‍‌‍‌‍​‌​ ​‍​‍‌‍‌ ‌​‌ ‍‌‌ ​​‌‍‌‌​ ‌‌‍ ‍‌‍‌‌‌ ‌ ‌ ​ ​‍‌‍‌ ​​‌‍​‌‌ ‌​‌‍‍​​ ‌‌‍​ ‌‍ ‌‍ ‍‌ ‌​‌‍‌‌‌‍ ‍‌ ‌​​‍‌‌​ ‌‌‌​​‍‌‌ ‌‍‍ ‌‍‌‌‌ ‍‌​‍‌‌​ ​ ‌​‌​​‍‌‌​ ​ ‌​‌​​‍‌‌​ ​‍​ ​‍‌‍​‌​ ​‍​ ​‌‌‍​ ​ ‌‍‌‍​ ‌‍‌‍‌‍‌‍​ ​ ​ ‌​​ ‍​​ ‌ ​‍‌‌​ ​‍​ ​‍​‍‌‌​ ‌‌‌​‌​​‍ ‍‌‍​ ‌‍‍​‌‍‍‌‌‍ ​‌‍‌​‌ ​‍‌‍‌‌‌‍ ‍​‍‌‌​ ‌‌‌​​‍‌‌ ‌‍‍ ‌‍‌‌‌ ‍‌​‍‌‌​ ​ ‌​‌​​‍‌‌​ ​ ‌​‌​​‍‌‌​ ​‍​ ​‍​ ​‌​ ‌​​ ​ ‌‍​ ​ ​‌​ ​‍‌‍‌‍‌‍‌‌​ ‍‌‌‍‌‌​ ​‍​ ‌ ​‍‌‌​ ​‍​ ​‍​‍‌‌​ ‌‌‌​‌​​‍ ‍‌ ‌​‌‍‌‌‌ ‍​‌ ‌​​‍‌‍‌ ​​‌‍‌‌‌ ​‍‌ ​ ‌ ​​‌‍‌‌‌‍​ ‌ ‌​‌‍‍‌‌ ‌‍‌‍‌‌​ ‌‌ ​​‌ ‌‌‌‍​‍‌‍ ​‌‍‍‌‌ ​ ‌‍‍​‌‍‌‌‌‍‌​​‍​‍‌ ‌
This event aims to be a conversation about governance — the rules
we set and the trust we build, including safeguarding large scale
investments from bribery and corruption — and how those choices
will shape whether Australia captures the economic dividends from,
and maximises its contribution to, climate change mitigation.​​​​‌ ‍ ​‍​‍‌‍ ‌ ​‍‌‍‍‌‌‍‌ ‌‍‍‌‌‍ ‍​‍​‍​ ‍‍​‍​‍‌ ​ ‌‍​‌‌‍ ‍‌‍‍‌‌ ‌​‌ ‍‌​‍ ‍‌‍‍‌‌‍ ​‍​‍​‍ ​​‍​‍‌‍‍​‌ ​‍‌‍‌‌‌‍‌‍​‍​‍​ ‍‍​‍​‍‌‍‍​‌ ‌​‌ ‌​‌ ​​​ ‍‍​‍ ​‍ ‌‍ ​‌‍ ‌‍​ ‌‍​‌‌‍ ​‌‍‍​‌‍ ‌ ​ ‌ ‌​​ ‍‍​ ​ ​ ​ ​ ​ ​ ​ ​‍ ‌‍‍‌‌‍ ‍‌ ‌​‌‍‌‌‌‍ ‍‌ ‌​​‍ ‌‍‌‌‌‍‌​‌‍‍‌‌ ‌​​‍ ‌‍ ‌‌‍ ‌‍‌​‌‍‌‌​ ‌‌ ​​‌ ​‍‌‍‌‌‌ ​ ‌‍‌‌‌‍ ‍‌ ‌​‌‍​‌‌ ‌​‌‍‍‌‌‍ ‌‍ ‍​ ‍ ‌‍‍‌‌‍‌​​ ‌‌‍‌‌​ ‌‌‌‍‌‍‌‍‌​‌‍​‍‌‍​‌​ ‌‌​ ‍‌​‍ ‌​ ​‍‌‍​‍​ ​​​ ​​​‍ ‌​ ‌​‌‍‌‍​ ‌‍‌‍‌​​‍ ‌‌‍​‌‌‍​‍‌‍​ ​ ​‍​‍ ‌​ ​‍‌‍‌​​ ​‌‌‍​‌​ ​‍​ ​‌​ ​​​ ‌ ​ ‌‍‌‍‌‍‌‍​‌​ ​‍​ ‍ ‌ ‌​‌ ‍‌‌ ​​‌‍‌‌​ ‌‌‍ ‍‌‍‌‌‌ ‌ ‌ ​ ​ ‍ ‌ ​​‌‍​‌‌ ‌​‌‍‍​​ ‌‌‍​ ‌‍ ‌‍ ‍‌ ‌​‌‍‌‌‌‍ ‍‌ ‌​​‍‌‌​ ‌‌‌​​‍‌‌ ‌‍‍ ‌‍‌‌‌ ‍‌​‍‌‌​ ​ ‌​‌​​‍‌‌​ ​ ‌​‌​​‍‌‌​ ​‍​ ​‍‌‍‌‍‌‍‌‌‌‍‌​​ ​ ‌‍​‍​ ‍‌​ ‌​​ ​​​ ‌‌‌‍​ ​ ‌‌​ ‍​​‍‌‌​ ​‍​ ​‍​‍‌‌​ ‌‌‌​‌​​‍ ‍‌‍​ ‌‍‍​‌‍‍‌‌‍ ​‌‍‌​‌ ​‍‌‍‌‌‌‍ ‍​‍‌‌​ ‌‌‌​​‍‌‌ ‌‍‍ ‌‍‌‌‌ ‍‌​‍‌‌​ ​ ‌​‌​​‍‌‌​ ​ ‌​‌​​‍‌‌​ ​‍​ ​‍​ ​‍​ ‌ ‌‍​‍​ ​‍​ ‌‌‌‍​‌​ ​‍​ ‌‍​ ‌‌‌‍​ ​ ‌‌​ ‌‍​‍‌‌​ ​‍​ ​‍​‍‌‌​ ‌‌‌​‌​​‍ ‍‌ ‌​‌‍‌‌‌ ‍​‌ ‌​​ ‌‍​‍‌‍​‌‌ ​ ‌‍‌‌‌‌‌‌‌ ​‍‌‍ ​​ ‌‌‍‍​‌ ‌​‌ ‌​‌ ​​​‍‌‌​ ​ ‌​​‌​‍‌‌​ ​‍‌​‌‍​‍‌‌​ ​‍‌​‌‍‌‍ ​‌‍ ‌‍​ ‌‍​‌‌‍ ​‌‍‍​‌‍ ‌ ​ ‌ ‌​​‍‌‌​ ​ ‌​​‌​ ​ ​ ​ ​ ​ ​ ​ ​‍‌‍‌‍‍‌‌‍‌​​ ‌‌‍‌‌​ ‌‌‌‍‌‍‌‍‌​‌‍​‍‌‍​‌​ ‌‌​ ‍‌​‍ ‌​ ​‍‌‍​‍​ ​​​ ​​​‍ ‌​ ‌​‌‍‌‍​ ‌‍‌‍‌​​‍ ‌‌‍​‌‌‍​‍‌‍​ ​ ​‍​‍ ‌​ ​‍‌‍‌​​ ​‌‌‍​‌​ ​‍​ ​‌​ ​​​ ‌ ​ ‌‍‌‍‌‍‌‍​‌​ ​‍​‍‌‍‌ ‌​‌ ‍‌‌ ​​‌‍‌‌​ ‌‌‍ ‍‌‍‌‌‌ ‌ ‌ ​ ​‍‌‍‌ ​​‌‍​‌‌ ‌​‌‍‍​​ ‌‌‍​ ‌‍ ‌‍ ‍‌ ‌​‌‍‌‌‌‍ ‍‌ ‌​​‍‌‌​ ‌‌‌​​‍‌‌ ‌‍‍ ‌‍‌‌‌ ‍‌​‍‌‌​ ​ ‌​‌​​‍‌‌​ ​ ‌​‌​​‍‌‌​ ​‍​ ​‍‌‍‌‍‌‍‌‌‌‍‌​​ ​ ‌‍​‍​ ‍‌​ ‌​​ ​​​ ‌‌‌‍​ ​ ‌‌​ ‍​​‍‌‌​ ​‍​ ​‍​‍‌‌​ ‌‌‌​‌​​‍ ‍‌‍​ ‌‍‍​‌‍‍‌‌‍ ​‌‍‌​‌ ​‍‌‍‌‌‌‍ ‍​‍‌‌​ ‌‌‌​​‍‌‌ ‌‍‍ ‌‍‌‌‌ ‍‌​‍‌‌​ ​ ‌​‌​​‍‌‌​ ​ ‌​‌​​‍‌‌​ ​‍​ ​‍​ ​‍​ ‌ ‌‍​‍​ ​‍​ ‌‌‌‍​‌​ ​‍​ ‌‍​ ‌‌‌‍​ ​ ‌‌​ ‌‍​‍‌‌​ ​‍​ ​‍​‍‌‌​ ‌‌‌​‌​​‍ ‍‌ ‌​‌‍‌‌‌ ‍​‌ ‌​​‍‌‍‌ ​​‌‍‌‌‌ ​‍‌ ​ ‌ ​​‌‍‌‌‌‍​ ‌ ‌​‌‍‍‌‌ ‌‍‌‍‌‌​ ‌‌ ​​‌ ‌‌‌‍​‍‌‍ ​‌‍‍‌‌ ​ ‌‍‍​‌‍‌‌‌‍‌​​‍​‍‌ ‌
We stand at the dawn of perhaps the most significant industrial
development in our nation’s history. This coincides with a time
when the world’s capacity to cooperate and collaborate on climate-
change solutions is being tested more than ever before.​​​​‌ ‍ ​‍​‍‌‍ ‌ ​‍‌‍‍‌‌‍‌ ‌‍‍‌‌‍ ‍​‍​‍​ ‍‍​‍​‍‌ ​ ‌‍​‌‌‍ ‍‌‍‍‌‌ ‌​‌ ‍‌​‍ ‍‌‍‍‌‌‍ ​‍​‍​‍ ​​‍​‍‌‍‍​‌ ​‍‌‍‌‌‌‍‌‍​‍​‍​ ‍‍​‍​‍‌‍‍​‌ ‌​‌ ‌​‌ ​​​ ‍‍​‍ ​‍ ‌‍ ​‌‍ ‌‍​ ‌‍​‌‌‍ ​‌‍‍​‌‍ ‌ ​ ‌ ‌​​ ‍‍​ ​ ​ ​ ​ ​ ​ ​ ​‍ ‌‍‍‌‌‍ ‍‌ ‌​‌‍‌‌‌‍ ‍‌ ‌​​‍ ‌‍‌‌‌‍‌​‌‍‍‌‌ ‌​​‍ ‌‍ ‌‌‍ ‌‍‌​‌‍‌‌​ ‌‌ ​​‌ ​‍‌‍‌‌‌ ​ ‌‍‌‌‌‍ ‍‌ ‌​‌‍​‌‌ ‌​‌‍‍‌‌‍ ‌‍ ‍​ ‍ ‌‍‍‌‌‍‌​​ ‌‌‍‌‌​ ‌‌‌‍‌‍‌‍‌​‌‍​‍‌‍​‌​ ‌‌​ ‍‌​‍ ‌​ ​‍‌‍​‍​ ​​​ ​​​‍ ‌​ ‌​‌‍‌‍​ ‌‍‌‍‌​​‍ ‌‌‍​‌‌‍​‍‌‍​ ​ ​‍​‍ ‌​ ​‍‌‍‌​​ ​‌‌‍​‌​ ​‍​ ​‌​ ​​​ ‌ ​ ‌‍‌‍‌‍‌‍​‌​ ​‍​ ‍ ‌ ‌​‌ ‍‌‌ ​​‌‍‌‌​ ‌‌‍ ‍‌‍‌‌‌ ‌ ‌ ​ ​ ‍ ‌ ​​‌‍​‌‌ ‌​‌‍‍​​ ‌‌‍​ ‌‍ ‌‍ ‍‌ ‌​‌‍‌‌‌‍ ‍‌ ‌​​‍‌‌​ ‌‌‌​​‍‌‌ ‌‍‍ ‌‍‌‌‌ ‍‌​‍‌‌​ ​ ‌​‌​​‍‌‌​ ​ ‌​‌​​‍‌‌​ ​‍​ ​‍​ ​‌‌‍​‍​ ​ ‌‍‌​‌‍​‍​ ​‍​ ​‌‌‍‌‌​ ‌ ​ ‌‌​ ‍​​ ‌‍​‍‌‌​ ​‍​ ​‍​‍‌‌​ ‌‌‌​‌​​‍ ‍‌‍​ ‌‍‍​‌‍‍‌‌‍ ​‌‍‌​‌ ​‍‌‍‌‌‌‍ ‍​‍‌‌​ ‌‌‌​​‍‌‌ ‌‍‍ ‌‍‌‌‌ ‍‌​‍‌‌​ ​ ‌​‌​​‍‌‌​ ​ ‌​‌​​‍‌‌​ ​‍​ ​‍​ ‍​​ ‍‌‌‍​ ​ ‍​​ ​​​ ‌ ​ ​ ‌‍‌‌​ ‍​‌‍‌‍​ ‌​‌‍‌‌​‍‌‌​ ​‍​ ​‍​‍‌‌​ ‌‌‌​‌​​‍ ‍‌ ‌​‌‍‌‌‌ ‍​‌ ‌​​ ‌‍​‍‌‍​‌‌ ​ ‌‍‌‌‌‌‌‌‌ ​‍‌‍ ​​ ‌‌‍‍​‌ ‌​‌ ‌​‌ ​​​‍‌‌​ ​ ‌​​‌​‍‌‌​ ​‍‌​‌‍​‍‌‌​ ​‍‌​‌‍‌‍ ​‌‍ ‌‍​ ‌‍​‌‌‍ ​‌‍‍​‌‍ ‌ ​ ‌ ‌​​‍‌‌​ ​ ‌​​‌​ ​ ​ ​ ​ ​ ​ ​ ​‍‌‍‌‍‍‌‌‍‌​​ ‌‌‍‌‌​ ‌‌‌‍‌‍‌‍‌​‌‍​‍‌‍​‌​ ‌‌​ ‍‌​‍ ‌​ ​‍‌‍​‍​ ​​​ ​​​‍ ‌​ ‌​‌‍‌‍​ ‌‍‌‍‌​​‍ ‌‌‍​‌‌‍​‍‌‍​ ​ ​‍​‍ ‌​ ​‍‌‍‌​​ ​‌‌‍​‌​ ​‍​ ​‌​ ​​​ ‌ ​ ‌‍‌‍‌‍‌‍​‌​ ​‍​‍‌‍‌ ‌​‌ ‍‌‌ ​​‌‍‌‌​ ‌‌‍ ‍‌‍‌‌‌ ‌ ‌ ​ ​‍‌‍‌ ​​‌‍​‌‌ ‌​‌‍‍​​ ‌‌‍​ ‌‍ ‌‍ ‍‌ ‌​‌‍‌‌‌‍ ‍‌ ‌​​‍‌‌​ ‌‌‌​​‍‌‌ ‌‍‍ ‌‍‌‌‌ ‍‌​‍‌‌​ ​ ‌​‌​​‍‌‌​ ​ ‌​‌​​‍‌‌​ ​‍​ ​‍​ ​‌‌‍​‍​ ​ ‌‍‌​‌‍​‍​ ​‍​ ​‌‌‍‌‌​ ‌ ​ ‌‌​ ‍​​ ‌‍​‍‌‌​ ​‍​ ​‍​‍‌‌​ ‌‌‌​‌​​‍ ‍‌‍​ ‌‍‍​‌‍‍‌‌‍ ​‌‍‌​‌ ​‍‌‍‌‌‌‍ ‍​‍‌‌​ ‌‌‌​​‍‌‌ ‌‍‍ ‌‍‌‌‌ ‍‌​‍‌‌​ ​ ‌​‌​​‍‌‌​ ​ ‌​‌​​‍‌‌​ ​‍​ ​‍​ ‍​​ ‍‌‌‍​ ​ ‍​​ ​​​ ‌ ​ ​ ‌‍‌‌​ ‍​‌‍‌‍​ ‌​‌‍‌‌​‍‌‌​ ​‍​ ​‍​‍‌‌​ ‌‌‌​‌​​‍ ‍‌ ‌​‌‍‌‌‌ ‍​‌ ‌​​‍‌‍‌ ​​‌‍‌‌‌ ​‍‌ ​ ‌ ​​‌‍‌‌‌‍​ ‌ ‌​‌‍‍‌‌ ‌‍‌‍‌‌​ ‌‌ ​​‌ ‌‌‌‍​‍‌‍ ​‌‍‍‌‌ ​ ‌‍‍​‌‍‌‌‌‍‌​​‍​‍‌ ‌
We also find ourselves at a moment when the diplomatic and trade
rules, institutions, and relationships built over decades are being
questioned — and in some cases — undermined.​​​​‌ ‍ ​‍​‍‌‍ ‌ ​‍‌‍‍‌‌‍‌ ‌‍‍‌‌‍ ‍​‍​‍​ ‍‍​‍​‍‌ ​ ‌‍​‌‌‍ ‍‌‍‍‌‌ ‌​‌ ‍‌​‍ ‍‌‍‍‌‌‍ ​‍​‍​‍ ​​‍​‍‌‍‍​‌ ​‍‌‍‌‌‌‍‌‍​‍​‍​ ‍‍​‍​‍‌‍‍​‌ ‌​‌ ‌​‌ ​​​ ‍‍​‍ ​‍ ‌‍ ​‌‍ ‌‍​ ‌‍​‌‌‍ ​‌‍‍​‌‍ ‌ ​ ‌ ‌​​ ‍‍​ ​ ​ ​ ​ ​ ​ ​ ​‍ ‌‍‍‌‌‍ ‍‌ ‌​‌‍‌‌‌‍ ‍‌ ‌​​‍ ‌‍‌‌‌‍‌​‌‍‍‌‌ ‌​​‍ ‌‍ ‌‌‍ ‌‍‌​‌‍‌‌​ ‌‌ ​​‌ ​‍‌‍‌‌‌ ​ ‌‍‌‌‌‍ ‍‌ ‌​‌‍​‌‌ ‌​‌‍‍‌‌‍ ‌‍ ‍​ ‍ ‌‍‍‌‌‍‌​​ ‌‌‍‌‌​ ‌‌‌‍‌‍‌‍‌​‌‍​‍‌‍​‌​ ‌‌​ ‍‌​‍ ‌​ ​‍‌‍​‍​ ​​​ ​​​‍ ‌​ ‌​‌‍‌‍​ ‌‍‌‍‌​​‍ ‌‌‍​‌‌‍​‍‌‍​ ​ ​‍​‍ ‌​ ​‍‌‍‌​​ ​‌‌‍​‌​ ​‍​ ​‌​ ​​​ ‌ ​ ‌‍‌‍‌‍‌‍​‌​ ​‍​ ‍ ‌ ‌​‌ ‍‌‌ ​​‌‍‌‌​ ‌‌‍ ‍‌‍‌‌‌ ‌ ‌ ​ ​ ‍ ‌ ​​‌‍​‌‌ ‌​‌‍‍​​ ‌‌‍​ ‌‍ ‌‍ ‍‌ ‌​‌‍‌‌‌‍ ‍‌ ‌​​‍‌‌​ ‌‌‌​​‍‌‌ ‌‍‍ ‌‍‌‌‌ ‍‌​‍‌‌​ ​ ‌​‌​​‍‌‌​ ​ ‌​‌​​‍‌‌​ ​‍​ ​‍‌‍‌‍‌‍‌‌​ ​‍​ ​​​ ‌‍​ ​​‌‍​‌‌‍​‍‌‍‌‌‌‍​‍‌‍‌​​ ‌‍​‍‌‌​ ​‍​ ​‍​‍‌‌​ ‌‌‌​‌​​‍ ‍‌‍​ ‌‍‍​‌‍‍‌‌‍ ​‌‍‌​‌ ​‍‌‍‌‌‌‍ ‍​‍‌‌​ ‌‌‌​​‍‌‌ ‌‍‍ ‌‍‌‌‌ ‍‌​‍‌‌​ ​ ‌​‌​​‍‌‌​ ​ ‌​‌​​‍‌‌​ ​‍​ ​‍​ ​​​ ​‌‌‍‌​​ ​​​ ​ ‌‍​‍​ ‍​‌‍‌‍​ ‌ ​ ‌ ‌‍‌‌​ ​ ​‍‌‌​ ​‍​ ​‍​‍‌‌​ ‌‌‌​‌​​‍ ‍‌ ‌​‌‍‌‌‌ ‍​‌ ‌​​ ‌‍​‍‌‍​‌‌ ​ ‌‍‌‌‌‌‌‌‌ ​‍‌‍ ​​ ‌‌‍‍​‌ ‌​‌ ‌​‌ ​​​‍‌‌​ ​ ‌​​‌​‍‌‌​ ​‍‌​‌‍​‍‌‌​ ​‍‌​‌‍‌‍ ​‌‍ ‌‍​ ‌‍​‌‌‍ ​‌‍‍​‌‍ ‌ ​ ‌ ‌​​‍‌‌​ ​ ‌​​‌​ ​ ​ ​ ​ ​ ​ ​ ​‍‌‍‌‍‍‌‌‍‌​​ ‌‌‍‌‌​ ‌‌‌‍‌‍‌‍‌​‌‍​‍‌‍​‌​ ‌‌​ ‍‌​‍ ‌​ ​‍‌‍​‍​ ​​​ ​​​‍ ‌​ ‌​‌‍‌‍​ ‌‍‌‍‌​​‍ ‌‌‍​‌‌‍​‍‌‍​ ​ ​‍​‍ ‌​ ​‍‌‍‌​​ ​‌‌‍​‌​ ​‍​ ​‌​ ​​​ ‌ ​ ‌‍‌‍‌‍‌‍​‌​ ​‍​‍‌‍‌ ‌​‌ ‍‌‌ ​​‌‍‌‌​ ‌‌‍ ‍‌‍‌‌‌ ‌ ‌ ​ ​‍‌‍‌ ​​‌‍​‌‌ ‌​‌‍‍​​ ‌‌‍​ ‌‍ ‌‍ ‍‌ ‌​‌‍‌‌‌‍ ‍‌ ‌​​‍‌‌​ ‌‌‌​​‍‌‌ ‌‍‍ ‌‍‌‌‌ ‍‌​‍‌‌​ ​ ‌​‌​​‍‌‌​ ​ ‌​‌​​‍‌‌​ ​‍​ ​‍‌‍‌‍‌‍‌‌​ ​‍​ ​​​ ‌‍​ ​​‌‍​‌‌‍​‍‌‍‌‌‌‍​‍‌‍‌​​ ‌‍​‍‌‌​ ​‍​ ​‍​‍‌‌​ ‌‌‌​‌​​‍ ‍‌‍​ ‌‍‍​‌‍‍‌‌‍ ​‌‍‌​‌ ​‍‌‍‌‌‌‍ ‍​‍‌‌​ ‌‌‌​​‍‌‌ ‌‍‍ ‌‍‌‌‌ ‍‌​‍‌‌​ ​ ‌​‌​​‍‌‌​ ​ ‌​‌​​‍‌‌​ ​‍​ ​‍​ ​​​ ​‌‌‍‌​​ ​​​ ​ ‌‍​‍​ ‍​‌‍‌‍​ ‌ ​ ‌ ‌‍‌‌​ ​ ​‍‌‌​ ​‍​ ​‍​‍‌‌​ ‌‌‌​‌​​‍ ‍‌ ‌​‌‍‌‌‌ ‍​‌ ‌​​‍‌‍‌ ​​‌‍‌‌‌ ​‍‌ ​ ‌ ​​‌‍‌‌‌‍​ ‌ ‌​‌‍‍‌‌ ‌‍‌‍‌‌​ ‌‌ ​​‌ ‌‌‌‍​‍‌‍ ​‌‍‍‌‌ ​ ‌‍‍​‌‍‌‌‌‍‌​​‍​‍‌ ‌